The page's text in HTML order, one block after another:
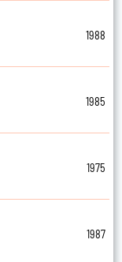
1988
1985
1975
1987